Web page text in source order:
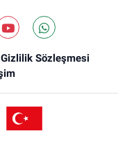
Gizlilik Sözleşmesi